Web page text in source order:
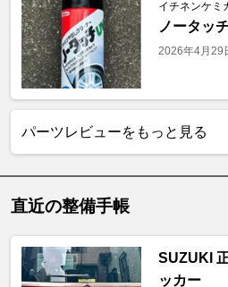
イチネンケミ
ノータッ
2026年4月29
パーツレビューをもっと見る
直近の整備手帳
SUZUKI
ッカー